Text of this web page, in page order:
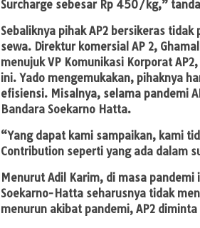
Surcharge sebesar Rp 450/kg,”
Sebaliknya pihak AP2 bersikeras
sewa. Direktur komersial AP 2,
menujuk VP Komunikasi Korporat
ini. Yado mengemukakan, pihaknya
efisiensi. Misalnya, selama pandemi
Bandara Soekarno Hatta.
“Yang dapat kami sampaikan, kami
Contribution seperti yang ada dalam
Menurut Adil Karim, di masa
Soekarno-Hatta seharusnya tidak
menurun akibat pandemi, AP2